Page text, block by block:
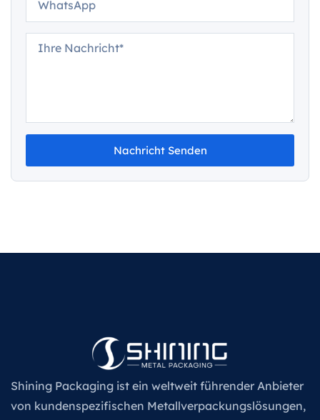
Nachricht Senden
Shining Packaging ist ein weltweit führender Anbieter
von kundenspezifischen Metallverpackungslösungen,